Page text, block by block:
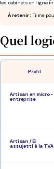
les cabinets en ligne
À retenir : Tiime
Quel
Profil
Artisan en micro-
entreprise
Artisan / EI
assujetti à la TVA